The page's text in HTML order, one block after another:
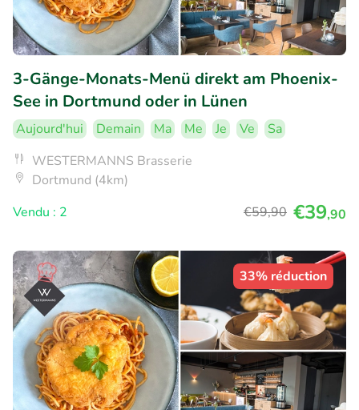
3-Gänge-Monats-Menü direkt am Phoenix-
See in Dortmund oder in Lünen
Aujourd'hui Demain Ma Me Je Ve
Sa
WESTERMANNS Brasserie
Dortmund (4km)
Vendu : 2
€59,90 €39,90
33% réduction